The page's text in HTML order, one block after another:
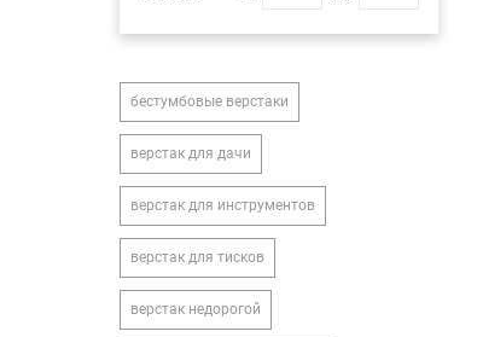
бестумбовые верстаки
верстак для дачи
верстак для инструментов
верстак для тисков
верстак недорогой